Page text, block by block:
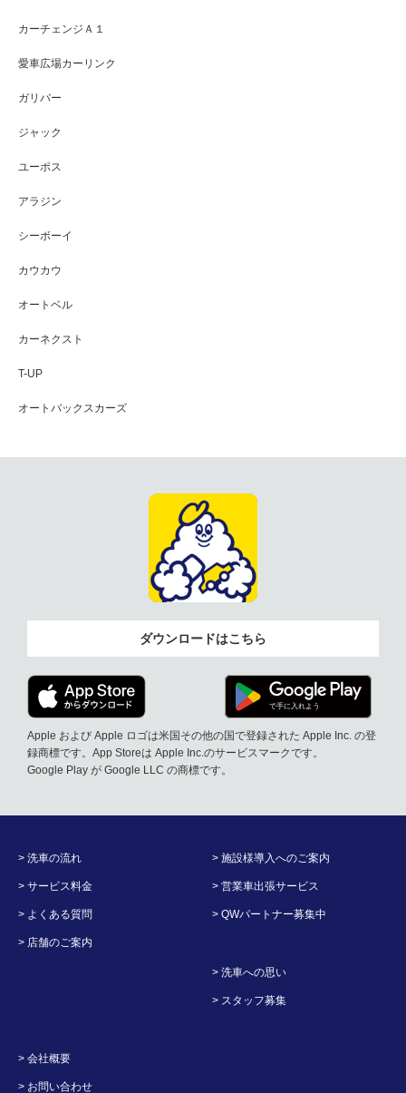
カーチェンジＡ１
愛車広場カーリンク
ガリバー
ジャック
ユーポス
アラジン
シーボーイ
カウカウ
オートベル
カーネクスト
T-UP
オートバックスカーズ
ダウンロードはこちら
Apple および Apple ロゴは米国その他の国で登録された Apple Inc. の登
録商標です。App Storeは Apple Inc.のサービスマークです。
Google Play が Google LLC の商標です。
> 洗車の流れ
> サービス料金
> よくある質問
> 店舗のご案内
> 施設様導入へのご案内
> 営業車出張サービス
> QWパートナー募集中
> 洗車への思い
> スタッフ募集
> 会社概要
> お問い合わせ